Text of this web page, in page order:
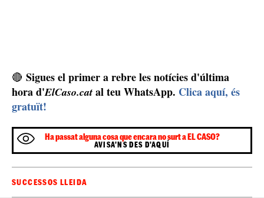
🔴 Sigues el primer a rebre les notícies d'última
hora d'ElCaso.cat al teu WhatsApp. Clica aquí, és
gratuït!
Ha passat alguna cosa que encara no surt a EL CASO?
AVISA'NS DES D'AQUÍ
SUCCESSOS LLEIDA